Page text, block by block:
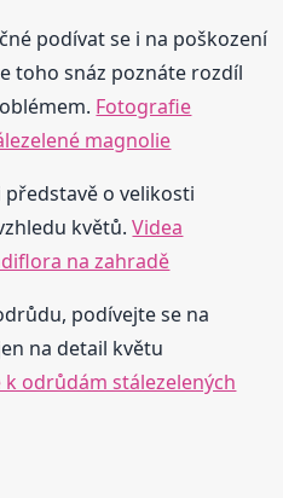
podívat se i na poškození
toho snáz poznáte rozdíl
Fotografie
magnolie
o velikosti
květů.Videa
na zahradě
podívejte se na
na detail květu
odrůdám stálezelených